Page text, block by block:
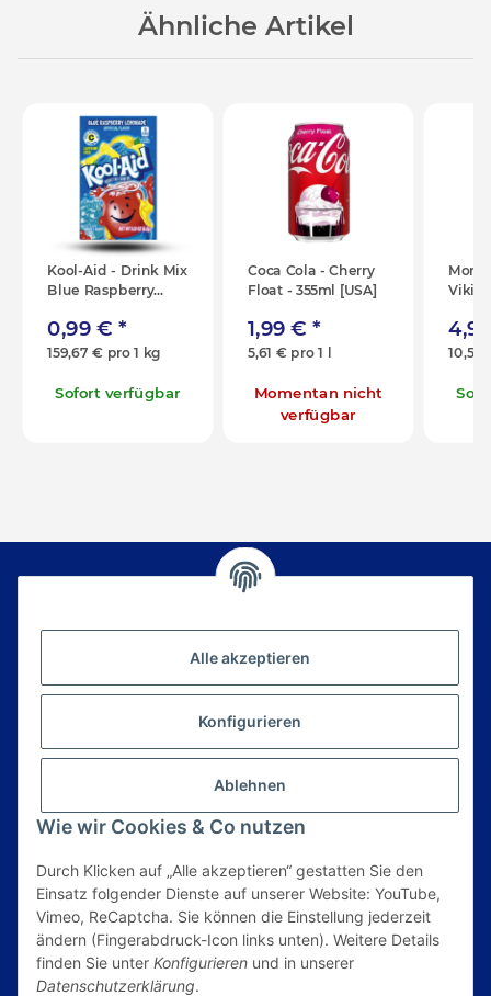
Alle akzeptieren
Konfigurieren
Ablehnen
Wie wir Cookies & Co nutzen
Durch Klicken auf „Alle akzeptieren“ gestatten Sie den
Einsatz folgender Dienste auf unserer Website: YouTube,
Vimeo, ReCaptcha. Sie können die Einstellung jederzeit
ändern (Fingerabdruck-Icon links unten). Weitere Details
finden Sie unter Konfigurieren und in unserer
Datenschutzerklärung.
Ähnliche Artikel
Kool-Aid - Drink Mix
Blue Raspberry
[USA]
0,99 € *
159,67 € pro 1 kg
Sofort verfügbar
Coca Cola - Cherry
Float - 355ml [USA]
1,99 €*
5,61 € pro 1 l
Momentan nicht
verfügbar
10,55
Newsletter Abonnieren
Bitte senden Sie mir entsprechend Ihrer
Datenschutzerklärungregelmäßig und jederzeit
widerruflich Informationen zu Ihrem
Informationen
Gesetzliche Informationen